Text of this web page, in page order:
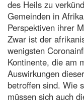
des Heils zu
Gemeinden in
Perspektiven ihrer
Zwar ist der
wenigsten
Kontinente, die am
Auswirkungen
betroffen sind. Wie
müssen sich auch